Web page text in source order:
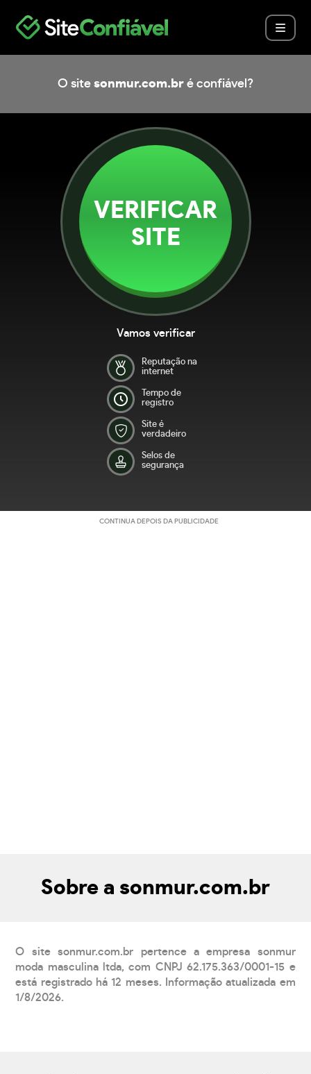
O site sonmur.com.br é confiável?
VERIFICAR
SITE
Vamos verificar
Reputação na
internet
Tempo de
registro
Site é
verdadeiro
Selos de
segurança
CONTINUA DEPOIS DA PUBLICIDADE
Sobre a sonmur.com.br
O site sonmur.com.br pertence a empresa sonmur
moda masculina ltda, com CNPJ 62.175.363/0001-15 e
está registrado há 12 meses. Informação atualizada em
1/8/2026.